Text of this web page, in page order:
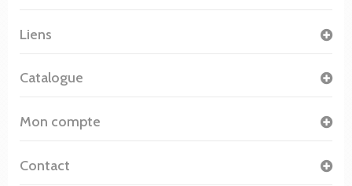
Liens
Catalogue
Mon compte
Contact